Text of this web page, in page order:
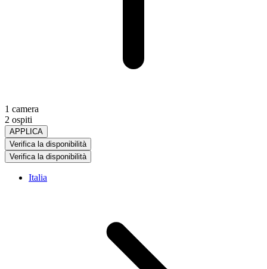
1 camera
2 ospiti
APPLICA
Verifica la disponibilità
Verifica la disponibilità
Italia